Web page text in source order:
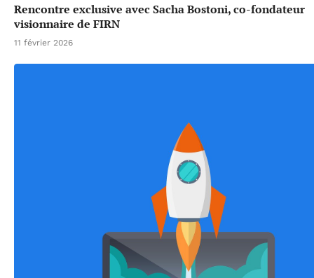
Rencontre exclusive avec Sacha Bostoni, co-fondateur
visionnaire de FIRN
11 février 2026